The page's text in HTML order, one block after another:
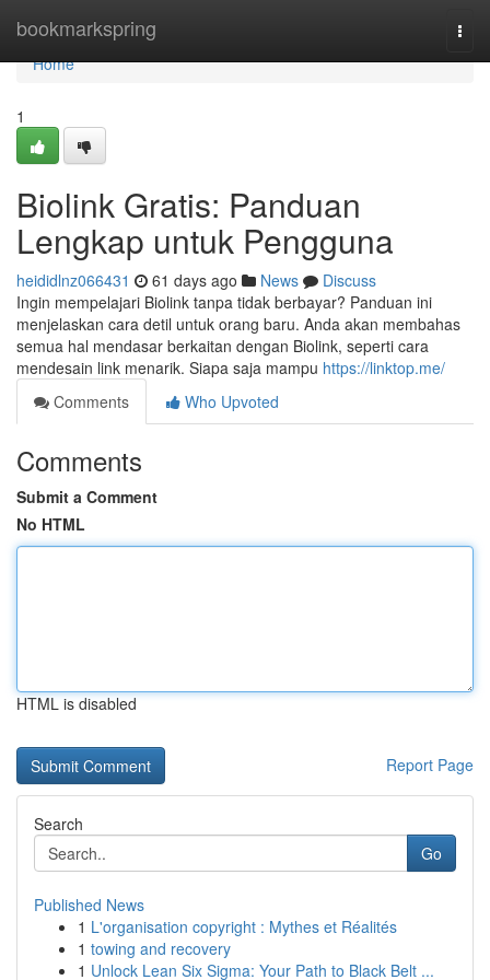
bookmarkspring
Home
Home
1
Biolink Gratis: Panduan
Lengkap untuk Pengguna
heididlnz066431 61 days ago News
Discuss
Ingin mempelajari Biolink tanpa tidak berbayar? Panduan ini
menjelaskan cara detil untuk orang baru. Anda akan membahas
semua hal mendasar berkaitan dengan Biolink, seperti cara
mendesain link menarik. Siapa saja mampu https://linktop.me/
Comments
Who Upvoted
Comments
Submit a Comment
No HTML
HTML is disabled
Report Page
Search
Go
Published News
1 L'organisation copyright : Mythes et Réalités
1 towing and recovery
1 Unlock Lean Six Sigma: Your Path to Black Belt ...